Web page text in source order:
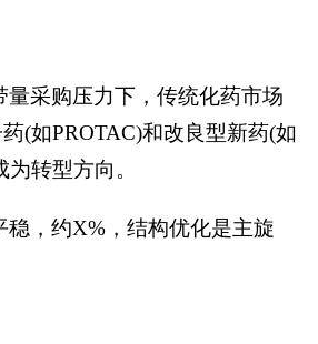
量采购压力下，传统化药市场
(如PROTAC)和改良型新药(如
转型方向。
稳，约X%，结构优化是主旋